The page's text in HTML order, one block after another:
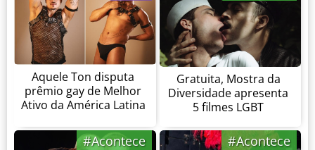
Aquele Ton disputa
prêmio gay de Melhor
Ativo da América Latina
Gratuita, Mostra da
Diversidade apresenta
5 filmes LGBT
#Acontece #Acontece